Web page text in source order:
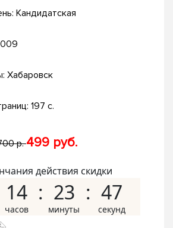
Кандидатская
Хабаровск
197 с.
р.499 руб.
действия скидки
14 23 46